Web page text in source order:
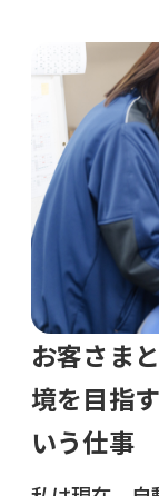
お客さま
境を目指
いう仕事